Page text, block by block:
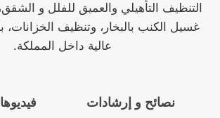
التنظيف التأهيلي والعميق للفلل و
غسيل الكنب بالبخار، وتنظيف الخزانات،
عالية داخل المملكة.
نصائح و إرشادات